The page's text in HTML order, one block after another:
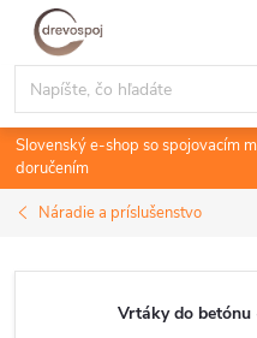
Prejsť
obsah
Slovenský e-shop so spojovacím
doručením
Náradie a príslušenstvo
Vrtáky do betónu